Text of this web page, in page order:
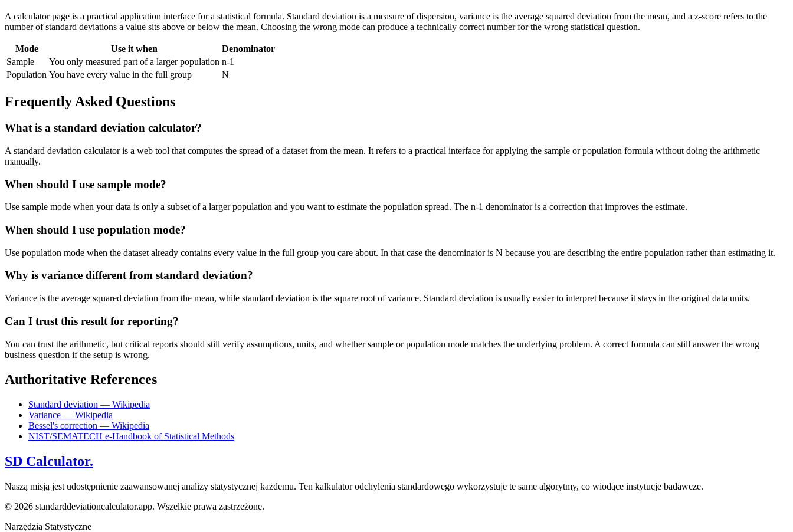
A calculator page is a practical application interface for a statistical formula. Standard deviation is a measure of dispersion, variance is the average squared deviation from the mean, and a z-score refers to the
number of standard deviations a value sits above or below the mean. Choosing the wrong mode can produce a technically correct number for the wrong statistical question.
Mode Use it when
Denominator
Sample
You only measured part of a larger population n-1
Population You have every value in the full group N
Frequently Asked Questions
What is a standard deviation calculator?
A standard deviation calculator is a web tool that computes the spread of a dataset from the mean. It refers to a practical interface for applying the sample or population formula without doing the arithmetic
manually.
When should I use sample mode?
Use sample mode when your data is only a subset of a larger population and you want to estimate the population spread. The n-1 denominator is a correction that improves the estimate.
When should I use population mode?
Use population mode when the dataset already contains every value in the full group you care about. In that case the denominator is N because you are describing the entire population rather than estimating it.
Why is variance different from standard deviation?
Variance is the average squared deviation from the mean, while standard deviation is the square root of variance. Standard deviation is usually easier to interpret because it stays in the original data units.
Can I trust this result for reporting?
You can trust the arithmetic, but critical reports should still verify assumptions, units, and whether sample or population mode matches the underlying problem. A correct formula can still answer the wrong
business question if the setup is wrong.
Authoritative References
Standard deviation — Wikipedia
Variance — Wikipedia
Bessel's correction — Wikipedia
NIST/SEMATECH e-Handbook of Statistical Methods
SD Calculator.
Naszą misją jest udostępnienie zaawansowanej analizy statystycznej każdemu. Ten kalkulator odchylenia standardowego wykorzystuje te same algorytmy, co wiodące instytucje badawcze.
© 2026 standarddeviationcalculator.app. Wszelkie prawa zastrzeżone.
Narzędzia Statystyczne